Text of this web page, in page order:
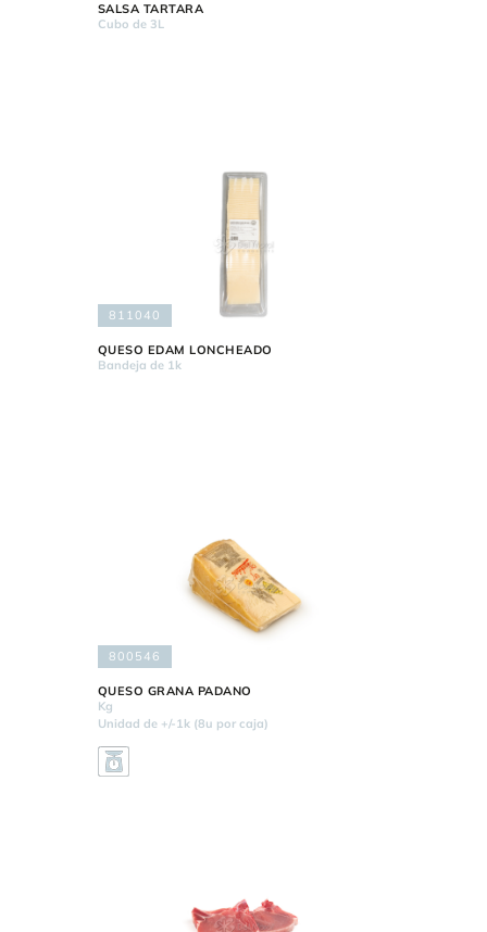
SALSA TARTARA
Cubo de 3L
811040
QUESO EDAM LONCHEADO
Bandeja de 1k
800546
QUESO GRANA PADANO
Kg
Unidad de +/-1k (8u por caja)